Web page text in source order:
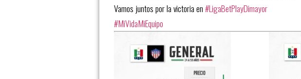
Vamos juntos por la victoria en#LigaBetPlayDimayor
#MiVidaMiEquipo